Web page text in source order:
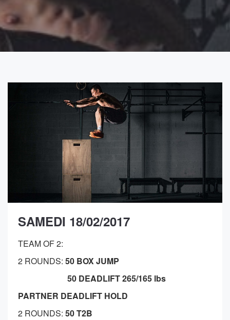
SAMEDI 18/02/2017
TEAM OF 2:
2 ROUNDS: 50 BOX JUMP
50 DEADLIFT 265/165 lbs
PARTNER DEADLIFT HOLD
2 ROUNDS: 50 T2B